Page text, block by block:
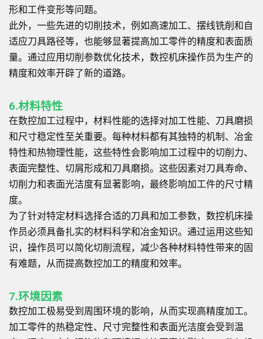
形和工件变形等问题。
此外，一些先进的切削技术，例如高速加工、摆线铣削和自
适应刀具路径等，也能够显著提高加工零件的精度和表面质
量。通过应用切削参数优化技术，数控机床操作员为生产的
精度和效率开辟了新的道路。
6.材料特性
在数控加工过程中，材料性能的选择对加工性能、刀具磨损
和尺寸稳定性至关重要。每种材料都有其独特的机制、冶金
特性和热物理性能，这些特性会影响加工过程中的切削力、
表面完整性、切屑形成和刀具磨损。这些因素对刀具寿命、
切削力和表面光洁度有显著影响，最终影响加工件的尺寸精
度。
为了针对特定材料选择合适的刀具和加工参数，数控机床操
作员必须具备扎实的材料科学和冶金知识。通过运用这些知
识，操作员可以简化切削流程，减少各种材料特性带来的固
有难题，从而提高数控加工的精度和效率。
7.环境因素
数控加工极易受到周围环境的影响，从而实现高精度加工。
加工零件的热稳定性、尺寸完整性和表面光洁度会受到温